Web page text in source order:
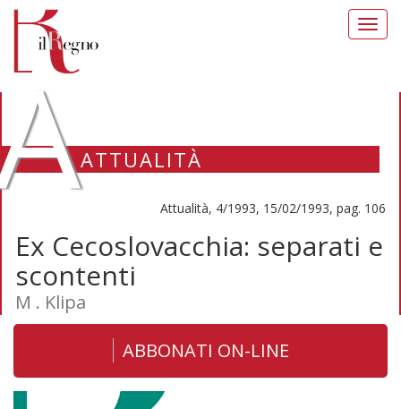
ATTUALITÀ
Attualità, 4/1993, 15/02/1993, pag. 106
Ex Cecoslovacchia: separati e
scontenti
M . Klipa
ABBONATI ON-LINE